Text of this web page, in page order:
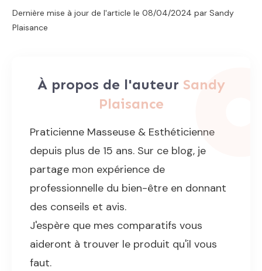
Dernière mise à jour de l'article le 08/04/2024 par Sandy
Plaisance
À propos de l'auteur Sandy
Plaisance
Praticienne Masseuse & Esthéticienne
depuis plus de 15 ans. Sur ce blog, je
partage mon expérience de
professionnelle du bien-être en donnant
des conseils et avis.
J'espère que mes comparatifs vous
aideront à trouver le produit qu'il vous
faut.